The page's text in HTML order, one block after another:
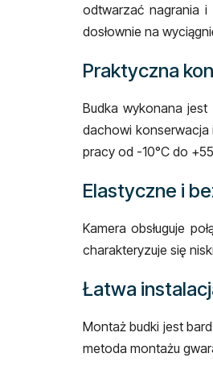
odtwarzać nagrania i
dosłownie na
Praktyczna
Budka wykonana
dachowi konserwacja
pracy od -10°C do
Elastyczne i
Kamera obsługuje
charakteryzuje się
Łatwa
Montaż budki jest
metoda montażu